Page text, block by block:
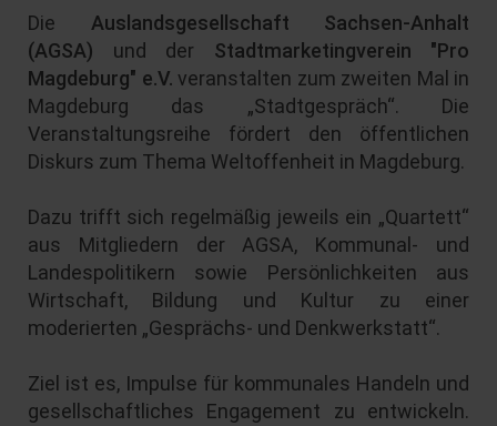
Die Auslandsgesellschaft Sachsen-Anhalt
(AGSA) und der Stadtmarketingverein
"Pro
Magdeburg" e.V. veranstalten zum zweiten Mal in
Magdeburg das „Stadtgespräch“. Die
Veranstaltungsreihe fördert den öffentlichen
Diskurs zum Thema Weltoffenheit in Magdeburg.
Dazu trifft sich regelmäßig jeweils ein „Quartett“
aus Mitgliedern der AGSA, Kommunal- und
Landespolitikern sowie Persönlichkeiten aus
Wirtschaft, Bildung und Kultur zu einer
moderierten „Gesprächs- und Denkwerkstatt“.
Ziel ist es, Impulse für kommunales Handeln und
gesellschaftliches Engagement zu entwickeln.